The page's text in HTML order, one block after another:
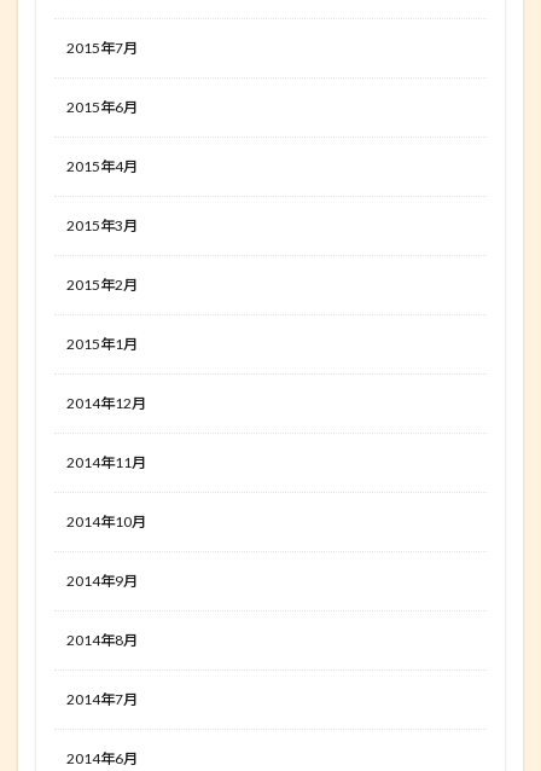
2015年7月
2015年6月
2015年4月
2015年3月
2015年2月
2015年1月
2014年12月
2014年11月
2014年10月
2014年9月
2014年8月
2014年7月
2014年6月